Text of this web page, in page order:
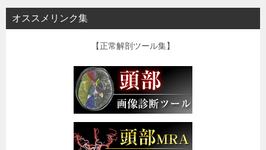
オススメリンク集
【正常解剖ツール集】